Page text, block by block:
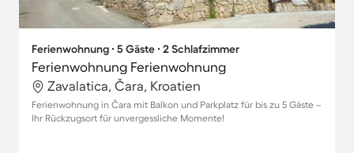
Ferienwohnung ∙ 5 Gäste ∙ 2 Schlafzimmer
Ferienwohnung Ferienwohnung
Zavalatica, Čara, Kroatien
Ferienwohnung in Čara mit Balkon und Parkplatz für bis zu 5 Gäste –
Ihr Rückzugsort für unvergessliche Momente!